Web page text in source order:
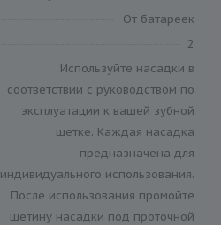
От батареек
2
Используйте насадки в
соответствии с руководством по
эксплуатации к вашей зубной
щетке. Каждая насадка
предназначена для
индивидуального использования.
После использования промойте
щетину насадки под проточной